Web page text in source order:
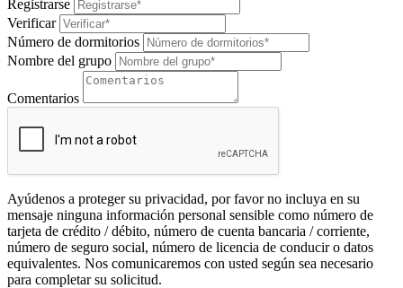
Registrarse
Verificar
Número de dormitorios
Nombre del grupo
Comentarios
Ayúdenos a proteger su privacidad, por favor no incluya en su
mensaje ninguna información personal sensible como número de
tarjeta de crédito / débito, número de cuenta bancaria / corriente,
número de seguro social, número de licencia de conducir o datos
equivalentes. Nos comunicaremos con usted según sea necesario
para completar su solicitud.